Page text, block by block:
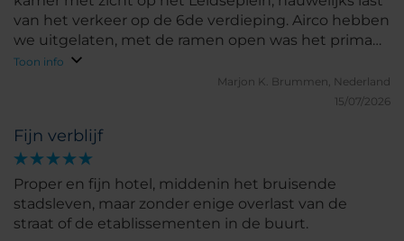
van het verkeer op de 6de verdieping. Airco hebben
we uitgelaten, met de ramen open was het prima
te doen. Dit keer geen ontbijt geboekt maar het
zag er allemaal zeer goed verzorgd uit: dat is een
Toon info
Marjon K. Brummen, Nederland
15/07/2026
Fijn verblijf
Proper en fijn hotel, middenin het bruisende
stadsleven, maar zonder enige overlast van de
straat of de etablissementen in de buurt.